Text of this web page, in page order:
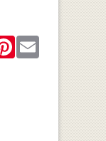
Pinterest
Email